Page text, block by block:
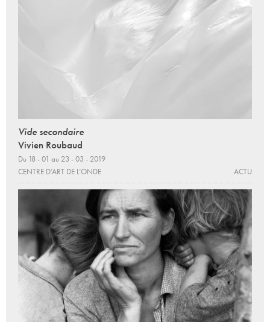
Vide secondaire
Vivien Roubaud
Du 18 - 01 au 23 - 03 - 2019
CENTRE D’ART DE L’ONDE
ACTU